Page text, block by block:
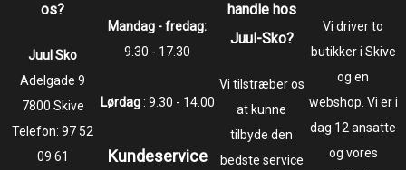
os?
Juul Sko
​​​​​​​Adelgade 9
7800 Skive
Telefon:97 52
09 61
Mandag - fredag:
9.30 - 17.30
Lørdag: 9.30 - 14.00
Kundeservice
handle hos
Juul-Sko?
Vi tilstræber os
at kunne
tilbyde den
bedste service
Vi driver to
butikker i Skive
og en
webshop. Vi er i
dag 12 ansatte
og vores